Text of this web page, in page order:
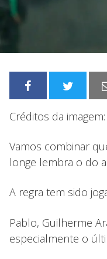
Créditos da
Vamos combinar
longe lembra o do
A regra tem sido
Pablo, Guilherme
especialmente o